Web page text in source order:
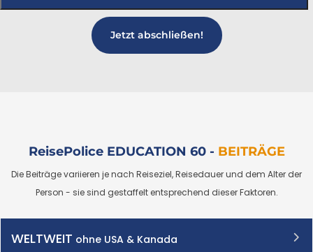
Jetzt abschließen!
ReisePolice EDUCATION 60 - BEITRÄGE
Die Beiträge variieren je nach Reiseziel, Reisedauer und dem Alter der
Person - sie sind gestaffelt entsprechend dieser Faktoren.
WELTWEIT ohne USA & Kanada